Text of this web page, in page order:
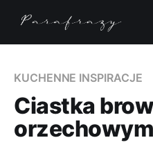
KUCHENNE INSPIRACJE
Ciastka
orzechowym